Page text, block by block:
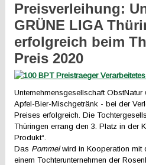
Preisverleihung:
GRÜNE LIGA
erfolgreich beim
Preis 2020
Unternehmensgesellschaft ObstNatur
Apfel-Bier-Mischgetränk - bei der
Preises erfolgreich. Die
Thüringen errang den 3. Platz in der
Produkt“.
Das Pommelwird in Kooperation mit
einem Tochterunternehmen der